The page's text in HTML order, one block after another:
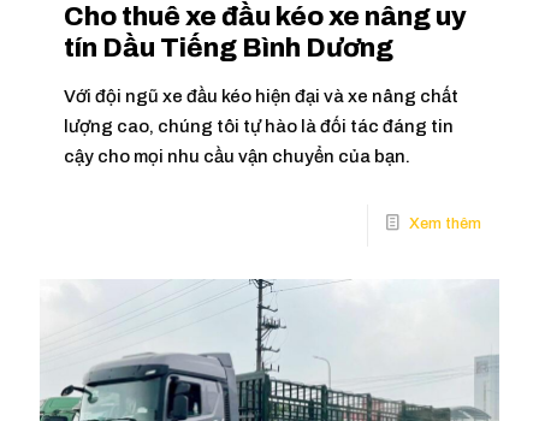
Cho thuê xe đầu kéo xe nâng uy
tín Dầu Tiếng Bình Dương
Với đội ngũ xe đầu kéo hiện đại và xe nâng chất
lượng cao, chúng tôi tự hào là đối tác đáng tin
cậy cho mọi nhu cầu vận chuyển của bạn.